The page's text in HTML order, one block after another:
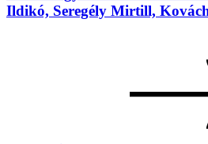
Ildikó, Seregély Mirtill,